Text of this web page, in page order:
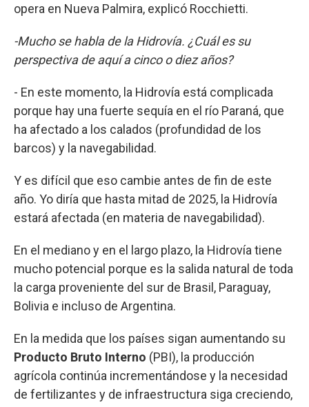
opera en Nueva Palmira, explicó Rocchietti.
-Mucho se habla de la Hidrovía. ¿Cuál es su
perspectiva de aquí a cinco o diez años?
- En este momento, la Hidrovía está complicada
porque hay una fuerte sequía en el río Paraná, que
ha afectado a los calados (profundidad de los
barcos) y la navegabilidad.
Y es difícil que eso cambie antes de fin de este
año. Yo diría que hasta mitad de 2025, la Hidrovía
estará afectada (en materia de navegabilidad).
En el mediano y en el largo plazo, la Hidrovía tiene
mucho potencial porque es la salida natural de toda
la carga proveniente del sur de Brasil, Paraguay,
Bolivia e incluso de Argentina.
En la medida que los países sigan aumentando su
Producto Bruto Interno (PBI), la producción
agrícola continúa incrementándose y la necesidad
de fertilizantes y de infraestructura siga creciendo,